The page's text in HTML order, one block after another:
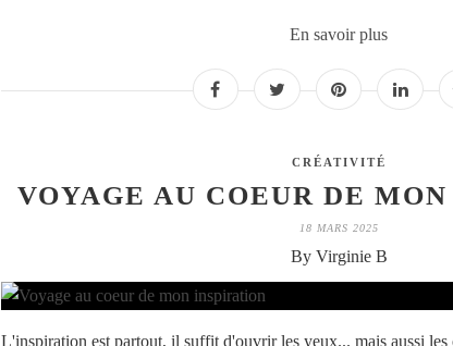
En savoir plus
CRÉATIVITÉ
VOYAGE AU COEUR DE
18 MARS 2025
By Virginie B
L'inspiration est partout, il suffit d'ouvrir les yeux... mais aussi les